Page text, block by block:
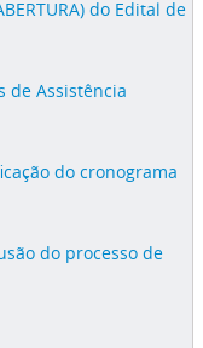
do cronograma
do processo de
inscrições de